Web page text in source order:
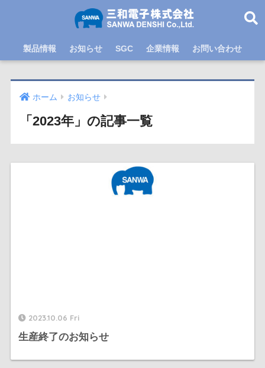
製品情報 お知らせ SGC 企業情報 お問い合わせ
ホーム お知らせ
「2023年」の記事一覧
2023.10.06 Fri
生産終了のお知らせ